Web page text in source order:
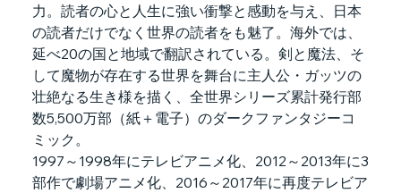
力。読者の心と人生に強い衝撃と感動を与え、日本
の読者だけでなく世界の読者をも魅了。海外では、
延べ20の国と地域で翻訳されている。剣と魔法、そ
して魔物が存在する世界を舞台に主人公・ガッツの
壮絶なる生き様を描く、全世界シリーズ累計発行部
数5,500万部（紙＋電子）のダークファンタジーコ
ミック。
1997～1998年にテレビアニメ化、2012～2013年に3
部作で劇場アニメ化、2016～2017年に再度テレビア